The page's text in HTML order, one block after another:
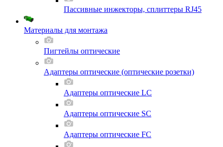
Пассивные инжекторы, сплиттеры RJ45
Материалы для монтажа
Пигтейлы оптические
Адаптеры оптические (оптические розетки)
Адаптеры оптические LC
Адаптеры оптические SC
Адаптеры оптические FC